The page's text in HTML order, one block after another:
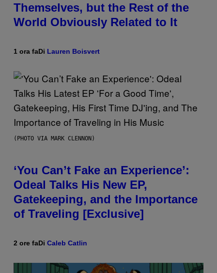
Themselves, but the Rest of the
World Obviously Related to It
1 ora faDi Lauren Boisvert
(PHOTO VIA MARK CLENNON)
‘You Can’t Fake an Experience’:
Odeal Talks His New EP,
Gatekeeping, and the Importance
of Traveling [Exclusive]
2 ore faDi Caleb Catlin